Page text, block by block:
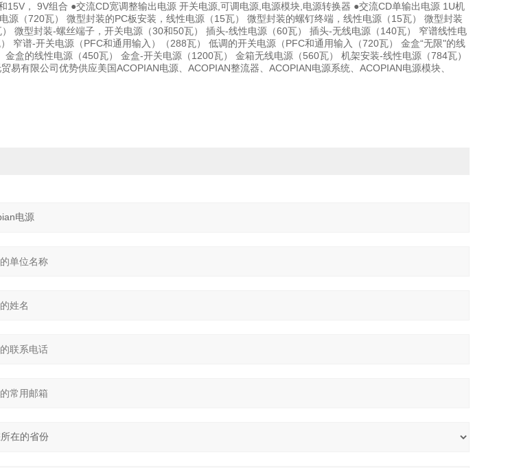
15V， 9V组合 ●交流CD宽调整输出电源 开关电源,可调电源,电源模块,电源转换器 ●交流CD单输出电源 1U机
源（720瓦） 微型封装的PC板安装，线性电源（15瓦） 微型封装的螺钉终端，线性电源（15瓦） 微型封装
微型封装-螺丝端子，开关电源（30和50瓦） 插头-线性电源（60瓦） 插头-无线电源（140瓦） 窄谱线性电
窄谱-开关电源（PFC和通用输入）（288瓦） 低调的开关电源（PFC和通用输入（720瓦） 金盒“无限"的线
盒的线性电源（450瓦） 金盒-开关电源（1200瓦） 金箱无线电源（560瓦） 机架安装-线性电源（784瓦）
易有限公司优势供应美国ACOPIAN电源、ACOPIAN整流器、ACOPIAN电源系统、ACOPIAN电源模块、